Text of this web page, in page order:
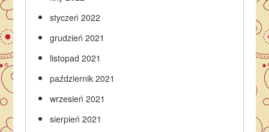
styczeń 2022
grudzień 2021
listopad 2021
październik 2021
wrzesień 2021
sierpień 2021